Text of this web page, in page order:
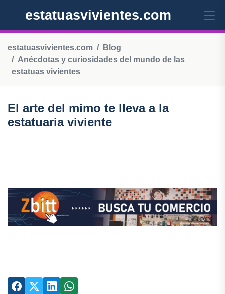
estatuasvivientes.com
estatuasvivientes.com
Blog
Anécdotas y curiosidades del mundo de las
estatuas vivientes
El arte del mimo te lleva a la
estatuaria viviente